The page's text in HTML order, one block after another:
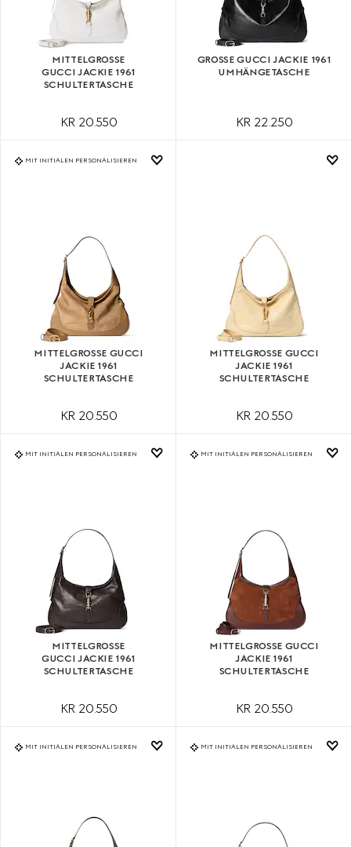
MITTELGROSSE G
UCCI JACKIE 1961 S
CHULTERTASCHE
KR 20.550
GROSSE GUCCI JACKIE 1961 U
MHÄNGETASCHE
KR 22.250
MIT INITIALEN PERSONALISIEREN
MITTELGROSSE GUCCI J
ACKIE 1961 S
CHULTERTASCHE
KR 20.550
MITTELGROSSE GUCCI J
ACKIE 1961 S
CHULTERTASCHE
KR 20.550
MIT INITIALEN PERSONALISIEREN
MITTELGROSSE G
UCCI JACKIE 1961 S
CHULTERTASCHE
KR 20.550
MIT INITIALEN PERSONALISIEREN
MITTELGROSSE GUCCI J
ACKIE 1961 S
CHULTERTASCHE
KR 20.550
MIT INITIALEN PERSONALISIEREN MIT INITIALEN PERSONALISIEREN